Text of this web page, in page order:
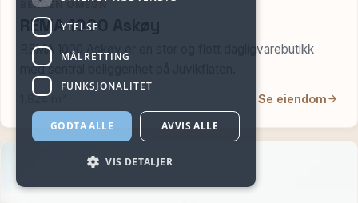
BERGEN OMEGN
REMA 1000 Askøy
REMA 1000 Askøy er en stor og flott dagligvarebutikk
med sentral beliggenhet på Juvikflaten.
1,824 m² Se eiendom
YTELSE
MÅLRETTING
FUNKSJONALITET
GODTA ALLE AVVIS ALLE
VIS DETALJER